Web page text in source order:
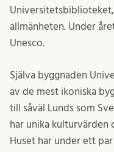
allmänheten. Under
Unesco.
Själva byggnaden
av de mest ikoniska
till såväl Lunds som
har unika kulturvärden
Huset har under ett